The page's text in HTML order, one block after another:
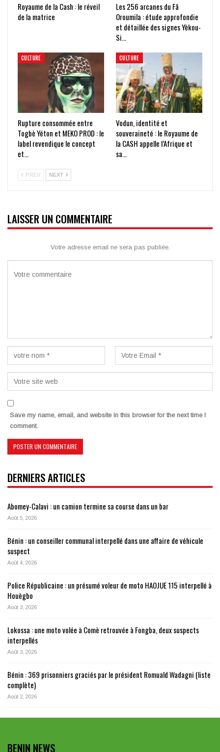
Royaume de la Cash : le réveil
de la matrice
Les 256 arcanes du Fâ
Oroumila : étude approfondie
et détaillée des signes Yèkou-
Si…
CULTURE
Rupture consommée entre
Togbè Yéton et MEKO PROD : le
label revendique le concept
et…
CULTURE
Vodun, identité et
souveraineté : le Royaume de
la CASH appelle l’Afrique et
sa…
PREV NEXT
LAISSER UN COMMENTAIRE
Votre adresse email ne sera pas publiée.
Save my name, email, and website in this browser for the next time I
comment.
DERNIERS ARTICLES
Abomey-Calavi : un camion termine sa course dans un bar
Août 5, 2026
Bénin : un conseiller communal interpellé dans une affaire de véhicule
suspect
Août 4, 2026
Police Républicaine : un présumé voleur de moto HAOJUE 115 interpellé à
Houègbo
Août 3, 2026
Lokossa : une moto volée à Comè retrouvée à Fongba, deux suspects
interpellés
Août 3, 2026
Bénin : 369 prisonniers graciés par le président Romuald Wadagni (liste
complète)
Août 2, 2026
BENIN NEWS